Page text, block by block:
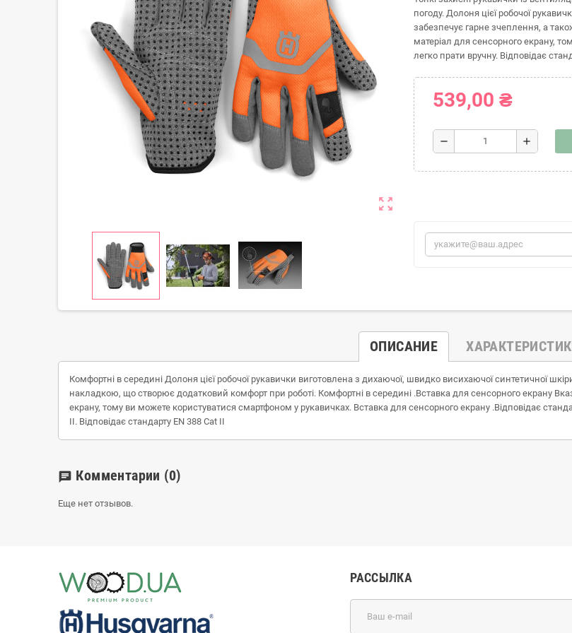
zoom_out_map
погоду. Долоня цієї робочої
забезпечує гарне зчеплення, а
матеріал для сенсорного екрану,
легко прати вручну. Відповідає
539,00 ₴
remove add
ОПИСАНИЕ
Комфортні в середині Долоня цієї робочої рукавички виготовлена з дихаючої, швидко висихаючої синтетичної
накладкою, що створює додатковий комфорт при роботі. Комфортні в середині .Вставка для сенсорного екрану
екрану, тому ви можете користуватися смартфоном у рукавичках. Вставка для сенсорного екрану .Відповідає
II. Відповідає стандарту EN 388 Cat II
chat Комментарии (0)
Еще нет отзывов.
РАССЫЛКА